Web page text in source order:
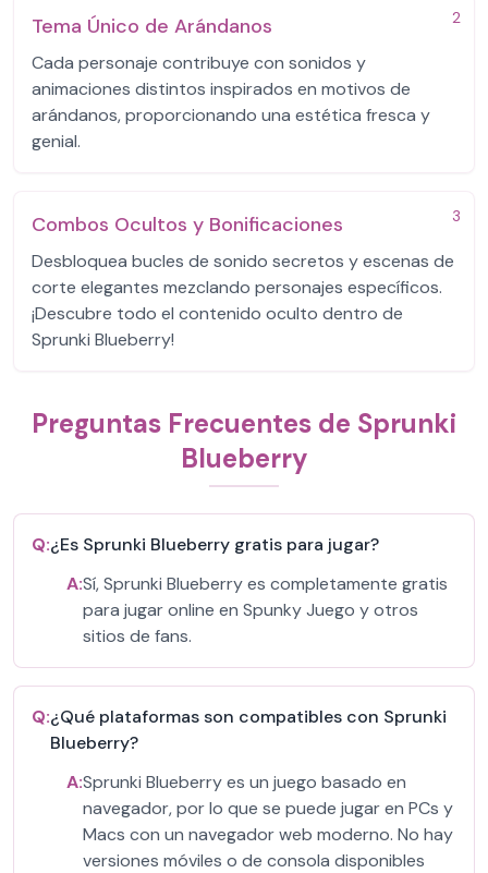
2
Tema Único de Arándanos
Cada personaje contribuye con sonidos y
animaciones distintos inspirados en motivos de
arándanos, proporcionando una estética fresca y
genial.
3
Combos Ocultos y Bonificaciones
Desbloquea bucles de sonido secretos y escenas de
corte elegantes mezclando personajes específicos.
¡Descubre todo el contenido oculto dentro de
Sprunki Blueberry!
Preguntas Frecuentes de Sprunki
Blueberry
Q:¿Es Sprunki Blueberry gratis para jugar?
A:Sí, Sprunki Blueberry es completamente gratis
para jugar online en Spunky Juego y otros
sitios de fans.
Q:¿Qué plataformas son compatibles con Sprunki
Blueberry?
A:Sprunki Blueberry es un juego basado en
navegador, por lo que se puede jugar en PCs y
Macs con un navegador web moderno. No hay
versiones móviles o de consola disponibles